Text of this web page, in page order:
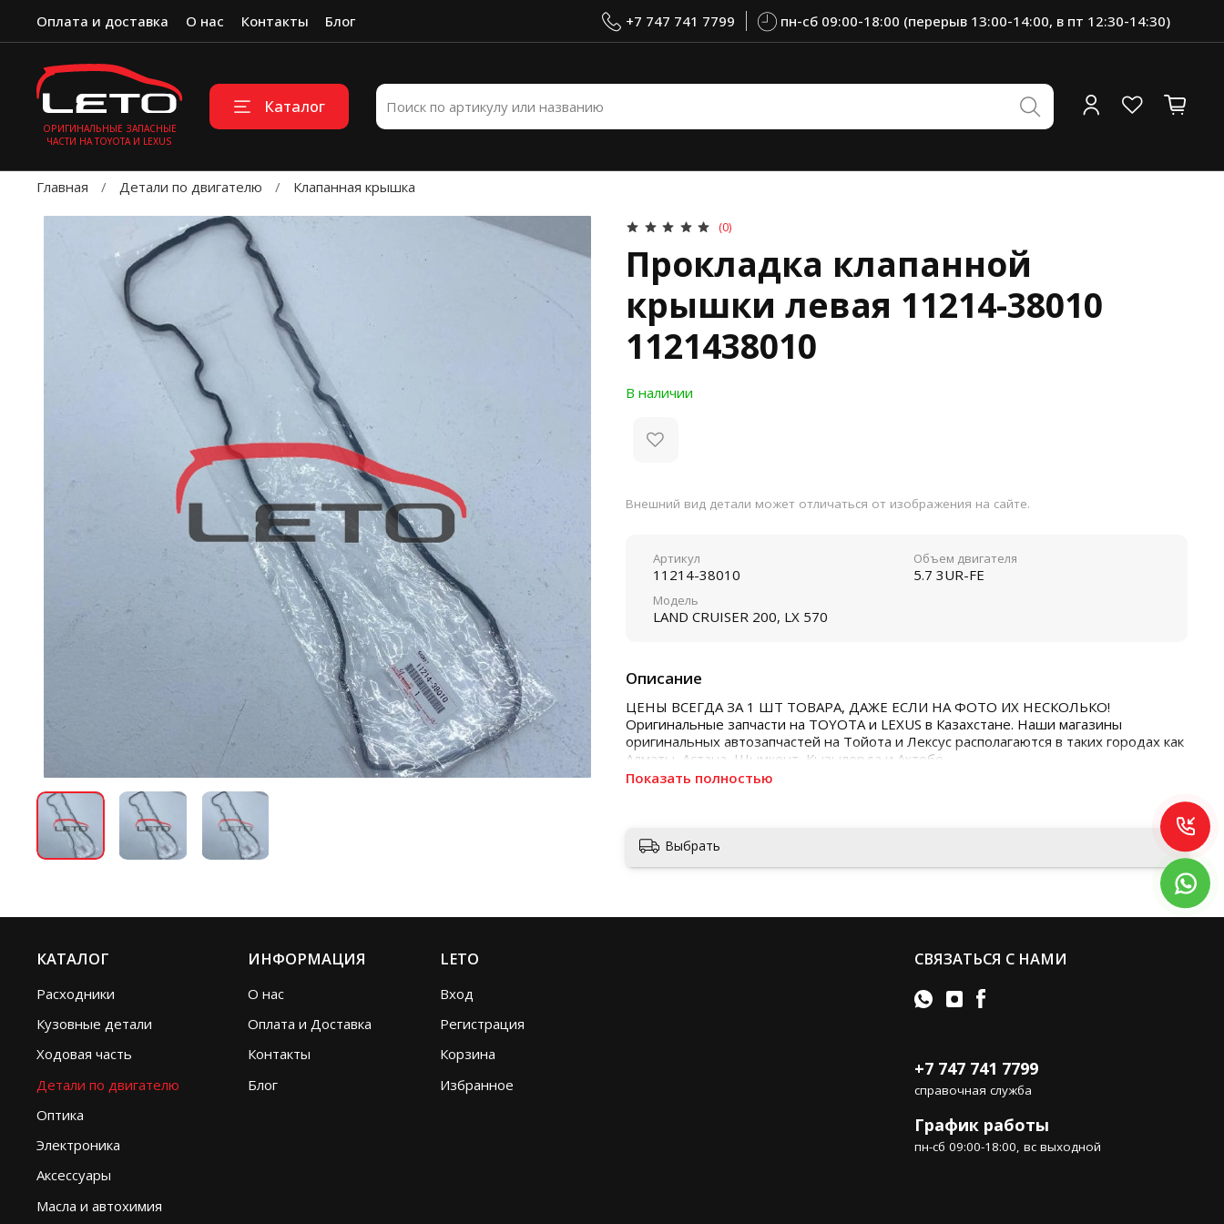
Оплата и доставка О нас Контакты Блог +7 747 741 7799 пн-сб 09:00-18:00 (перерыв 13:00-14:00, в пт 12:30-14:30)
ОРИГИНАЛЬНЫЕ ЗАПАСНЫЕ
ЧАСТИ НА TOYOTA И LEXUS
Каталог
Главная Детали по двигателю Клапанная крышка
(0)
Прокладка клапанной
крышки левая 11214-38010
1121438010
В наличии
Внешний вид детали может отличаться от изображения на сайте.
Описание
ЦЕНЫ ВСЕГДА ЗА 1 ШТ ТОВАРА, ДАЖЕ ЕСЛИ НА ФОТО ИХ НЕСКОЛЬКО!
Оригинальные запчасти на TOYOTA и LEXUS в Казахстане. Наши магазины
оригинальных автозапчастей на Тойота и Лексус располагаются в таких городах как
Алматы, Астана, Шымкент, Кызылорда и Актобе
Показать полностью
Артикул
11214-38010
Объем двигателя
5.7 3UR-FE
Модель
LAND CRUISER 200, LX 570
Выбрать
КАТАЛОГ
Расходники
Кузовные детали
Ходовая часть
Детали по двигателю
Оптика
Электроника
Аксессуары
Масла и автохимия
ИНФОРМАЦИЯ
О нас
Оплата и Доставка
Контакты
Блог
LETO
Вход
Регистрация
Корзина
Избранное
СВЯЗАТЬСЯ С НАМИ
+7 747 741 7799
справочная служба
График работы
пн-сб 09:00-18:00, вс выходной